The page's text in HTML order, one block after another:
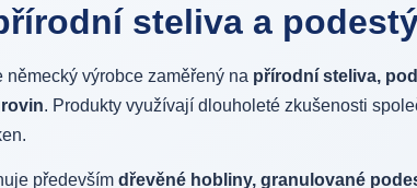
steliva a
německý výrobce zaměřený na přírodní steliva,
. Produkty využívají dlouholeté zkušenosti
především dřevěné hobliny, granulované